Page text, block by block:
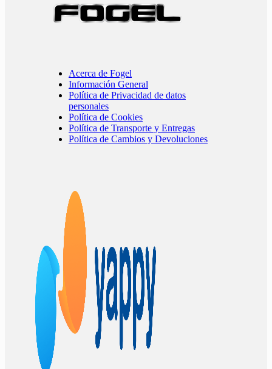
Acerca de Fogel
Información General
Política de Privacidad de datos
personales
Política de Cookies
Política de Transporte y Entregas
Política de Cambios y Devoluciones